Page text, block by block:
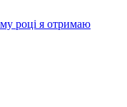
році я отримаю